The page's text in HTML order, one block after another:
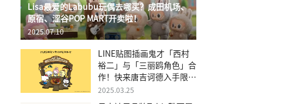
Lisa最爱的Labubu玩偶去哪买？成田机场、
原宿、涩谷POP MART开卖啦！
2025.07.10
LINE贴图插画鬼才「西村
裕二」与「三丽鸥角色」合
作！快来唐吉诃德入手限量
商品
2025.03.25